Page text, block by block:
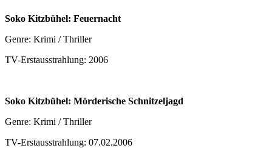
Soko Kitzbühel: Feuernacht
Genre: Krimi / Thriller
TV-Erstausstrahlung: 2006
Soko Kitzbühel: Mörderische Schnitzeljagd
Genre: Krimi / Thriller
TV-Erstausstrahlung: 07.02.2006